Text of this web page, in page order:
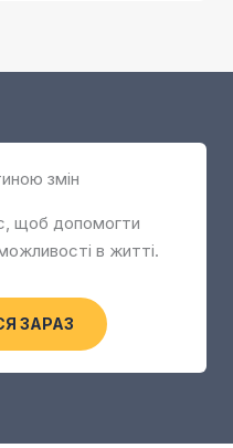
змін
щоб допомогти
в житті.
ЗАРАЗ